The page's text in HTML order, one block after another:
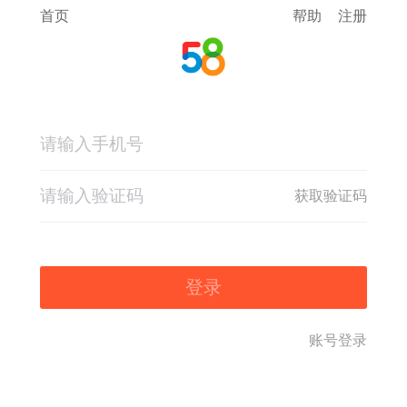
首页 帮助 注册
获取验证码
登录
账号登录